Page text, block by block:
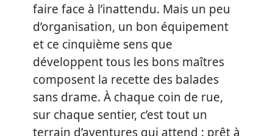
faire face à l’inattendu. Mais un peu
d’organisation, un bon équipement
et ce cinquième sens que
développent tous les bons maîtres
composent la recette des balades
sans drame. À chaque coin de rue,
sur chaque sentier, c’est tout un
terrain d’aventures qui attend : prêt à